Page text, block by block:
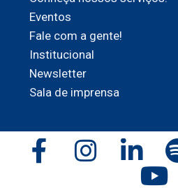
Eventos
Fale com a gente!
Institucional
Newsletter
Sala de imprensa